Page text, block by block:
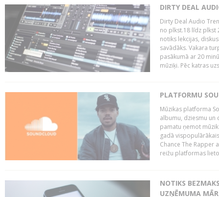
DIRTY DEAL
Dirty Deal Audio
no plkst.18 līdz plkst
notiks lekcijas,
savādāks. Vakara
pasākumā ar 20
mūziķi. Pēc katras
PLATFORMU
Mūzikas platforma
albumu, dziesmu un
pamatu ņemot
gadā
Chance The Rapper
reižu platformas
NOTIKS
UZŅĒMUMA